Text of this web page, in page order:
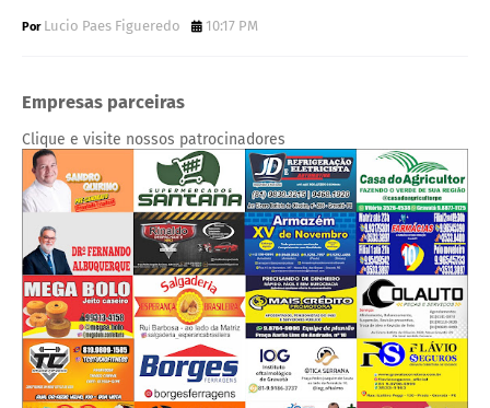
Lucio Paes Figueredo 10:17 PM
Empresas parceiras
Clique e visite nossos patrocinadores